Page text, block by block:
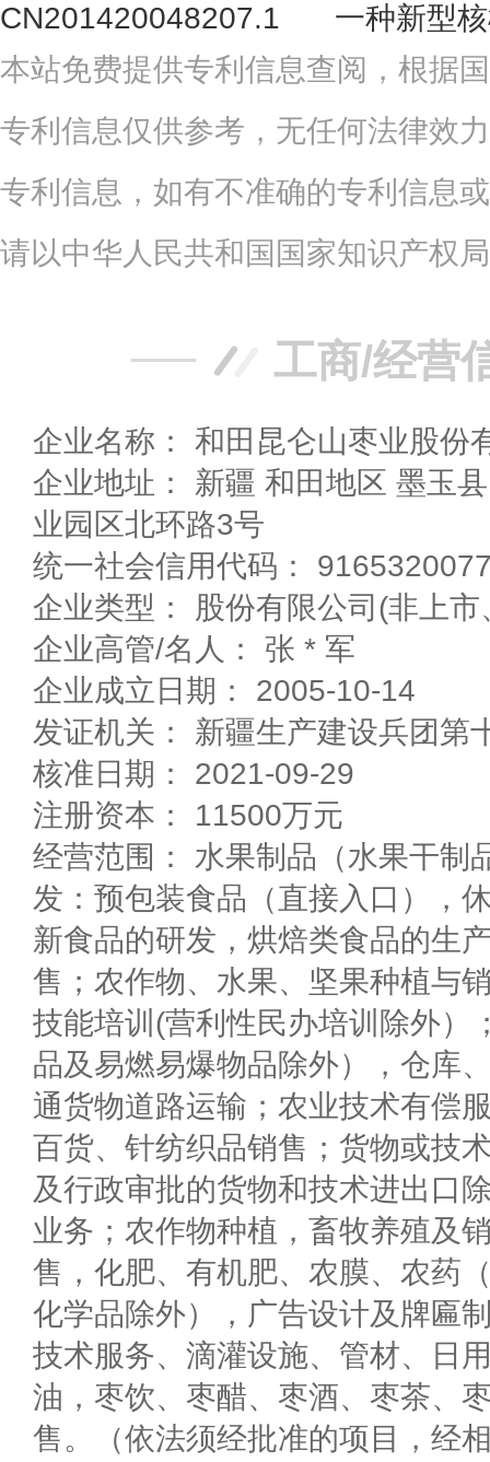
CN201420048207.1
一种新型
本站免费提供专利信息查阅，根据
专利信息仅供参考，无任何法律效
专利信息，如有不准确的专利信息
请以中华人民共和国国家知识产权
工商/经营
企业名称： 和田昆仑山枣业股份
企业地址： 新疆 和田地区 墨玉县 第十四师皮墨北京工
业园区北环路3号
统一社会信用代码：
企业类型： 股份有限公司(非上市
企业高管/名人： 张 * 军
企业成立日期： 2005-10-14
发证机关： 新疆生产建设兵团第
核准日期： 2021-09-29
注册资本： 11500万元
经营范围： 水果制品（水果干制
发：预包装食品（直接入口），
新食品的研发，烘焙类食品的生
售；农作物、水果、坚果种植与
技能培训(营利性民办培训除外）
品及易燃易爆物品除外），仓库
通货物道路运输；农业技术有偿
百货、针纺织品销售；货物或技
及行政审批的货物和技术进出口
业务；农作物种植，畜牧养殖及
售，化肥、有机肥、农膜、农药
化学品除外），广告设计及牌匾
技术服务、滴灌设施、管材、日
油，枣饮、枣醋、枣酒、枣茶、
售。（依法须经批准的项目，经